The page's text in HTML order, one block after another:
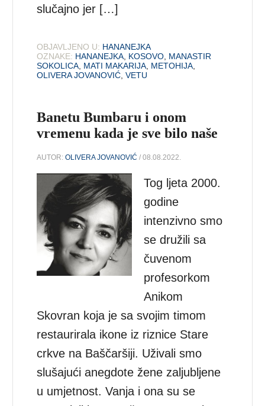
slučajno jer […]
OBJAVLJENO U: HANANEJKA
OZNAKE: HANANEJKA KOSOVO MANASTIR
SOKOLICA MATI MAKARIJA METOHIJA
OLIVERA JOVANOVIĆ ,VETU
Banetu Bumbaru i onom
vremenu kada je sve bilo naše
AUTOR:OLIVERA JOVANOVIĆ / 08.08.2022.
Tog ljeta 2000.
godine
intenzivno smo
se družili sa
čuvenom
profesorkom
Anikom
Skovran koja je sa svojim timom
restaurirala ikone iz riznice Stare
crkve na Baščaršiji. Uživali smo
slušajući anegdote žene zaljubljene
u umjetnost. Vanja i ona su se